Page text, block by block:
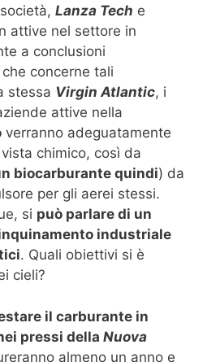
Lanza Tech e
attive nel settore in
a conclusioni
concerne tali
stessa Virgin Atlantic, i
attive nella
verranno adeguatamente
chimico, così da
biocarburante quindi) da
per gli aerei stessi.
si può parlare di un
industriale
. Quali obiettivi si è
cieli?
il carburante in
pressi della Nuova
almeno un anno e